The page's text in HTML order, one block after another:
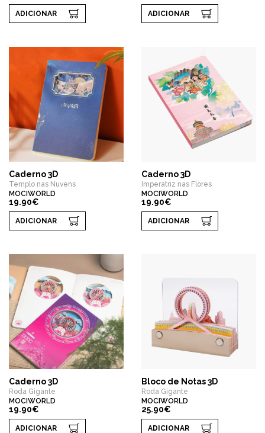
ADICIONAR ADICIONAR
Caderno 3D
Templo nas Nuvens
MOCIWORLD
19.90€
ADICIONAR
Caderno 3D
Imperatriz nas Flores
MOCIWORLD
19.90€
ADICIONAR
Caderno 3D
Roda Gigante
MOCIWORLD
19.90€
ADICIONAR
Bloco de Notas 3D
Roda Gigante
MOCIWORLD
25.90€
ADICIONAR